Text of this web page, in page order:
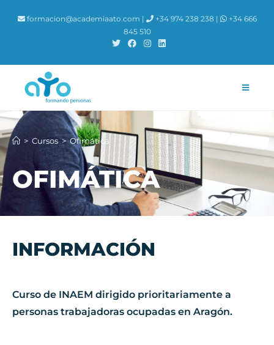
formacion@academiaato.com | +34 974 238 238 |
+34 666
845 510
> Cursos > Ofimática
OFIMÁTICA
INFORMACIÓN
Curso de INAEM dirigido prioritariamente a
personas trabajadoras ocupadas en Aragón.